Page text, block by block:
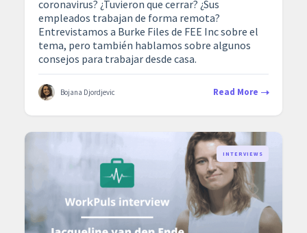
coronavirus? ¿Tuvieron que cerrar? ¿Sus
empleados trabajan de forma remota?
Entrevistamos a Burke Files de FEE Inc sobre el
tema, pero también hablamos sobre algunos
consejos para trabajar desde casa.
Bojana Djordjevic Read More
INTERVIEWS